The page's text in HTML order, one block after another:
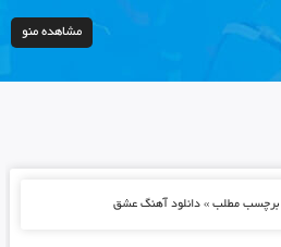
مشاهده منو
برچسب مطلب » دانلود آهنگ عشق